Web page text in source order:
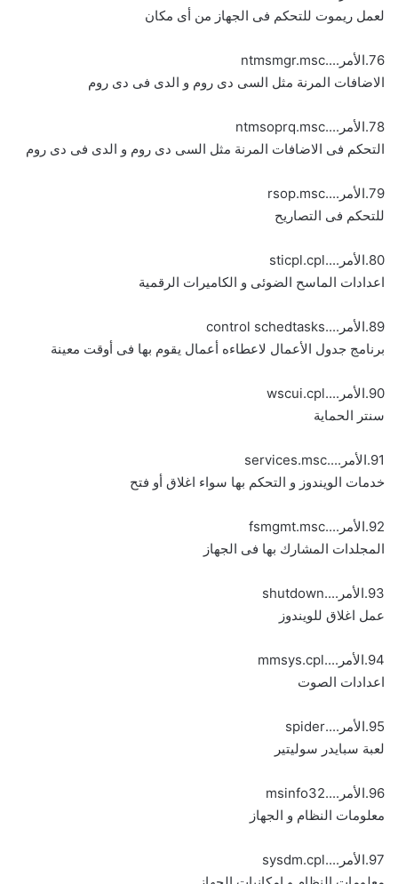
لعمل ريموت للتحكم فى الجهاز من أى مكان
76.الأمر....ntmsmgr.msc
الاضافات المرنة مثل السى دى روم و الدى فى دى روم
78.الأمر....ntmsoprq.msc
التحكم فى الاضافات المرنة مثل السى دى روم و الدى فى دى روم
79.الأمر....rsop.msc
للتحكم فى التصاريح
80.الأمر....sticpl.cpl
اعدادات الماسح الضوئى و الكاميرات الرقمية
89.الأمر....control schedtasks
برنامج جدول الأعمال لاعطاءه أعمال يقوم بها فى أوقت معينة
90.الأمر....wscui.cpl
سنتر الحماية
91.الأمر....services.msc
خدمات الويندوز و التحكم بها سواء اغلاق أو فتح
92.الأمر....fsmgmt.msc
المجلدات المشارك بها فى الجهاز
93.الأمر....shutdown
عمل اغلاق للويندوز
94.الأمر....mmsys.cpl
اعدادات الصوت
95.الأمر....spider
لعبة سبايدر سوليتير
96.الأمر....msinfo32
معلومات النظام و الجهاز
97.الأمر....sysdm.cpl